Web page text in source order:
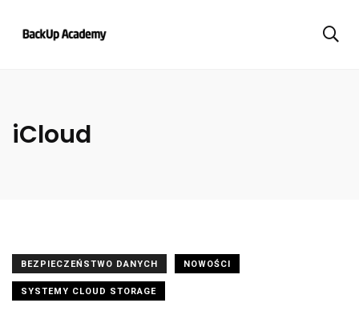
iCloud
BEZPIECZEŃSTWO DANYCH NOWOŚCI
SYSTEMY CLOUD STORAGE